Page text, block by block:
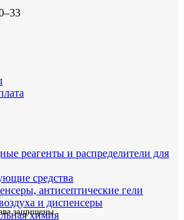
реагенты и распределители для
средства
антисептические гели
и диспенсеры
химия
защищены